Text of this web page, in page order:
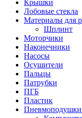
Крышки
Лобовые стекла
Материалы для
Шплинт
Моторчики
Наконечники
Насосы
Осушители
Пальцы
Патрубки
ПГБ
Пластик